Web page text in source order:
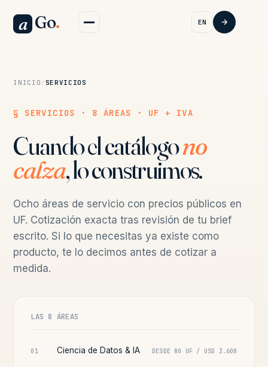
a Go. EN
INICIO / SERVICIOS
§ SERVICIOS · 8 ÁREAS · UF + IVA
Cuando el catálogono
calza, lo construimos.
Ocho áreas de servicio con precios públicos en
UF. Cotización exacta tras revisión de tu brief
escrito. Si lo que necesitas ya existe como
producto, te lo decimos antes de cotizar a
medida.
LAS 8 ÁREAS
01 Ciencia de Datos & IA DESDE 80 UF / USD 3.600